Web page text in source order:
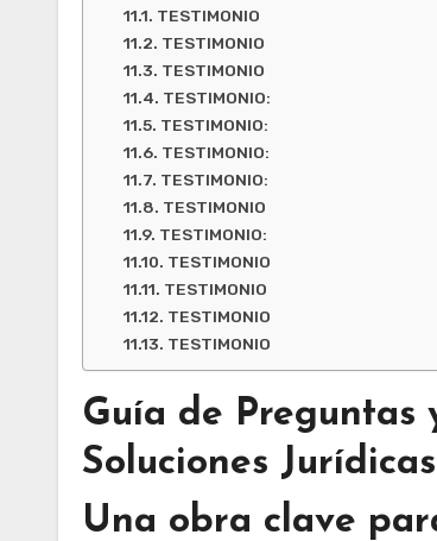
TESTIMONIO
TESTIMONIO
TESTIMONIO
TESTIMONIO:
TESTIMONIO:
TESTIMONIO:
TESTIMONIO:
TESTIMONIO
TESTIMONIO:
TESTIMONIO
TESTIMONIO
TESTIMONIO
TESTIMONIO
Guía de Preguntas
Soluciones
Una obra clave